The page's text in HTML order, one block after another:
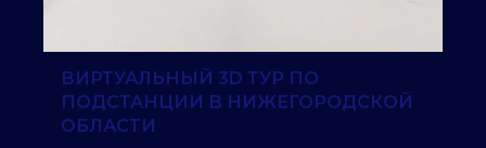
ВИРТУАЛЬНЫЙ 3D ТУР ПО
ПОДСТАНЦИИ В НИЖЕГОРОДСКОЙ
ОБЛАСТИ